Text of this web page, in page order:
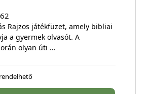
Rajzos játékfüzet, amely bibliai
a gyermek olvasót. A
olyan úti …